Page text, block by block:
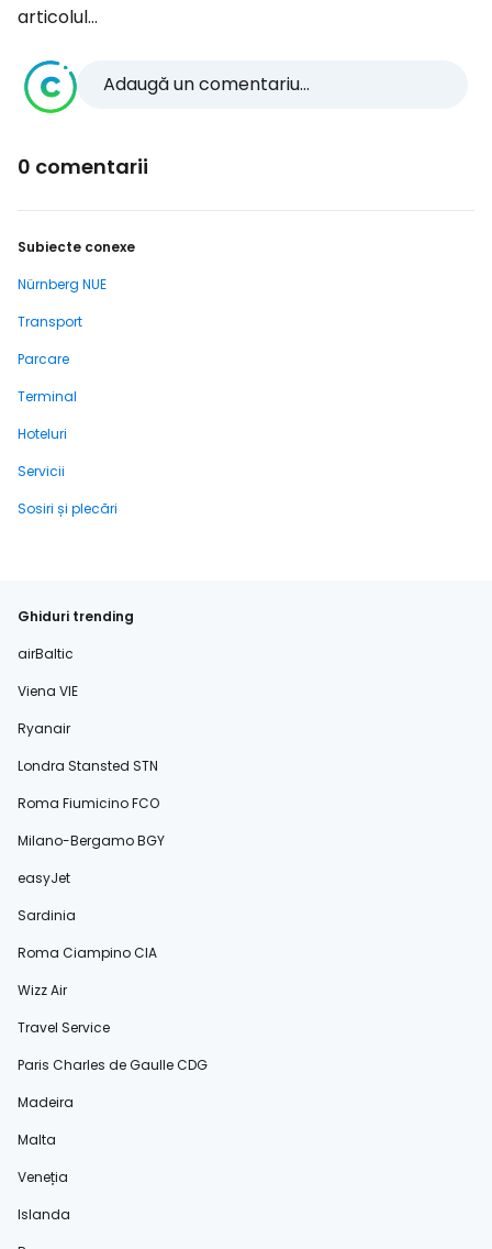
articolul...
Adaugă un comentariu...
0 comentarii
Subiecte conexe
Nürnberg NUE
Transport
Parcare
Terminal
Hoteluri
Servicii
Sosiri și plecări
Ghiduri trending
airBaltic
Viena VIE
Ryanair
Londra Stansted STN
Roma Fiumicino FCO
Milano-Bergamo BGY
easyJet
Sardinia
Roma Ciampino CIA
Wizz Air
Travel Service
Paris Charles de Gaulle CDG
Madeira
Malta
Veneția
Islanda